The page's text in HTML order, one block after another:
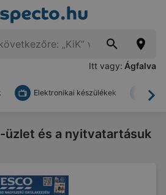
Itt vagy: Ágfalva
Elektronikai készülékek
-üzlet és a nyitvatartásuk